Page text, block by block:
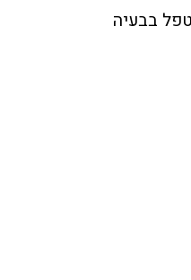
בבעיה